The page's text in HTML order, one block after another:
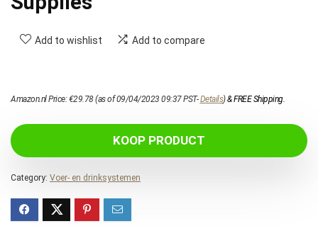
Add to wishlist Add to compare
Amazon.nl Price:€29.78(as of 09/04/2023 09:37 PST-Details)&FREE Shipping.
KOOP PRODUCT
Category: Voer- en drinksystemen